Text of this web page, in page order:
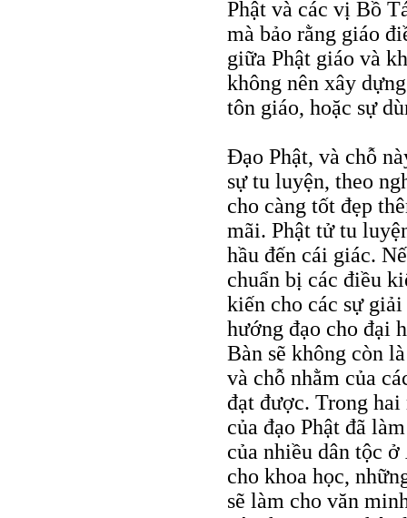
Phật và các vị Bồ
mà bảo rằng giáo
giữa Phật giáo và
không nên xây
tôn giáo, hoặc sự
Đạo Phật, và chỗ
sự tu luyện, theo
cho càng tốt đẹp
mãi. Phật tử tu
hầu đến cái giác.
chuẩn bị các điều
kiến cho các sự
hướng đạo cho đại
Bàn sẽ không còn
và chỗ nhằm của
đạt được. Trong
của đạo Phật đã
của nhiều dân tộc
cho khoa học,
sẽ làm cho văn